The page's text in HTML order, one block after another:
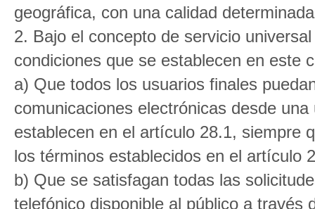
geográfica, con una calidad
2. Bajo el concepto de servicio
condiciones que se establecen en este
a) Que todos los usuarios finales
comunicaciones electrónicas desde
establecen en el artículo 28.1, siempre
los términos establecidos en el artículo
b) Que se satisfagan todas las
telefónico disponible al público a través